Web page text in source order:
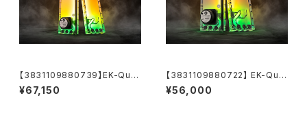
【3831109880739】EK-Qua
ntum Kinetic³ FLT 360 D5
PWM D-RGB - Plexi
¥67,150
【3831109880722】 EK-Qua
ntum Kinetic³ FLT 240 D5
PWM D-RGB - Plexi
¥56,000